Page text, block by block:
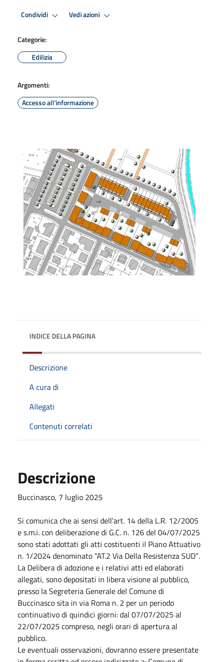
Condividi Vedi azioni
Categorie:
Edilizia
Argomenti:
Accesso all'informazione
INDICE DELLA PAGINA
Descrizione
A cura di
Allegati
Contenuti correlati
Descrizione
Buccinasco, 7 luglio 2025
Si comunica che ai sensi dell’art. 14 della L.R. 12/2005
e s.m.i.con deliberazione di G.C. n. 126del 04/07/2025
sono stati adottati gli atti costituenti il Piano Attuativo
n. 1/2024 denominato “AT.2 Via Della Resistenza SUD”.
La Delibera di adozione e i relativi atti ed elaborati
allegati, sono depositati in libera visione al pubblico,
presso la Segreteria Generale del Comune di
Buccinasco sita in via Roma n. 2 per un periodo
continuativo di quindici giorni:dal 07/07/2025 al
22/07/2025 compreso, negli orari di apertura al
pubblico.
Le eventuali osservazioni, dovranno essere presentate